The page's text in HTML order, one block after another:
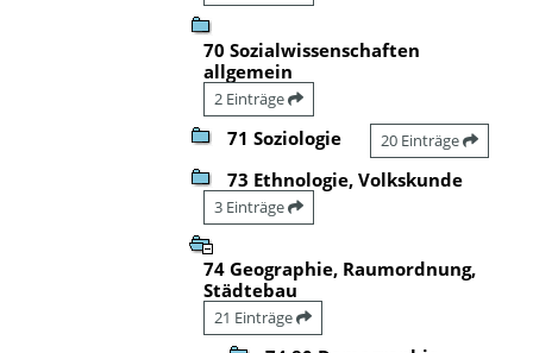
70 Sozialwissenschaften
allgemein
2 Einträge
71 Soziologie 20 Einträge
73 Ethnologie, Volkskunde
3 Einträge
74 Geographie, Raumordnung,
Städtebau
21 Einträge